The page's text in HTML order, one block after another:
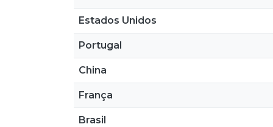
Estados Unidos
Portugal
China
França
Brasil